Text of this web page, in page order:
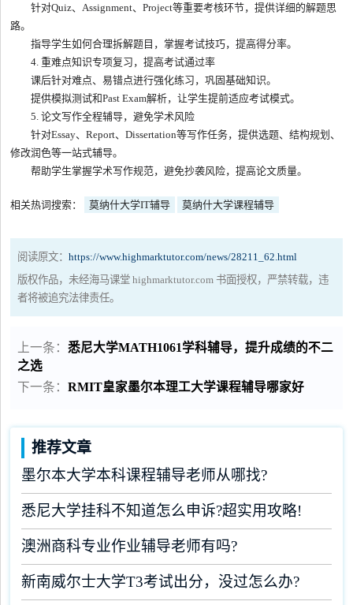
针对Quiz、Assignment、Project等重要考核环节，提供详细的解题思
路。
指导学生如何合理拆解题目，掌握考试技巧，提高得分率。
4. 重难点知识专项复习，提高考试通过率
课后针对难点、易错点进行强化练习，巩固基础知识。
提供模拟测试和Past Exam解析，让学生提前适应考试模式。
5. 论文写作全程辅导，避免学术风险
针对Essay、Report、Dissertation等写作任务，提供选题、结构规划、
修改润色等一站式辅导。
帮助学生掌握学术写作规范，避免抄袭风险，提高论文质量。
相关热词搜索： 莫纳什大学IT辅导 莫纳什大学课程辅导
阅读原文：https://www.highmarktutor.com/news/28211_62.html
版权作品，未经海马课堂 highmarktutor.com 书面授权，严禁转载，违
者将被追究法律责任。
上一条：悉尼大学MATH1061学科辅导，提升成绩的不二
之选
下一条：RMIT皇家墨尔本理工大学课程辅导哪家好
推荐文章
墨尔本大学本科课程辅导老师从哪找?
悉尼大学挂科不知道怎么申诉?超实用攻略!
澳洲商科专业作业辅导老师有吗?
新南威尔士大学T3考试出分，没过怎么办?